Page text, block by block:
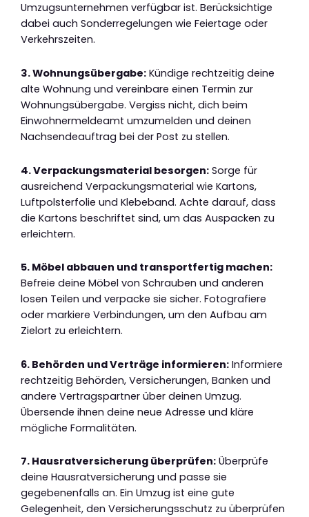
Umzugsunternehmen verfügbar ist. Berücksichtige
dabei auch Sonderregelungen wie Feiertage oder
Verkehrszeiten.
3. Wohnungsübergabe: Kündige rechtzeitig deine
alte Wohnung und vereinbare einen Termin zur
Wohnungsübergabe. Vergiss nicht, dich beim
Einwohnermeldeamt umzumelden und deinen
Nachsendeauftrag bei der Post zu stellen.
4. Verpackungsmaterial besorgen: Sorge für
ausreichend Verpackungsmaterial wie Kartons,
Luftpolsterfolie und Klebeband. Achte darauf, dass
die Kartons beschriftet sind, um das Auspacken zu
erleichtern.
5. Möbel abbauen und transportfertig machen:
Befreie deine Möbel von Schrauben und anderen
losen Teilen und verpacke sie sicher. Fotografiere
oder markiere Verbindungen, um den Aufbau am
Zielort zu erleichtern.
6. Behörden und Verträge informieren: Informiere
rechtzeitig Behörden, Versicherungen, Banken und
andere Vertragspartner über deinen Umzug.
Übersende ihnen deine neue Adresse und kläre
mögliche Formalitäten.
7. Hausratversicherung überprüfen: Überprüfe
deine Hausratversicherung und passe sie
gegebenenfalls an. Ein Umzug ist eine gute
Gelegenheit, den Versicherungsschutz zu überprüfen